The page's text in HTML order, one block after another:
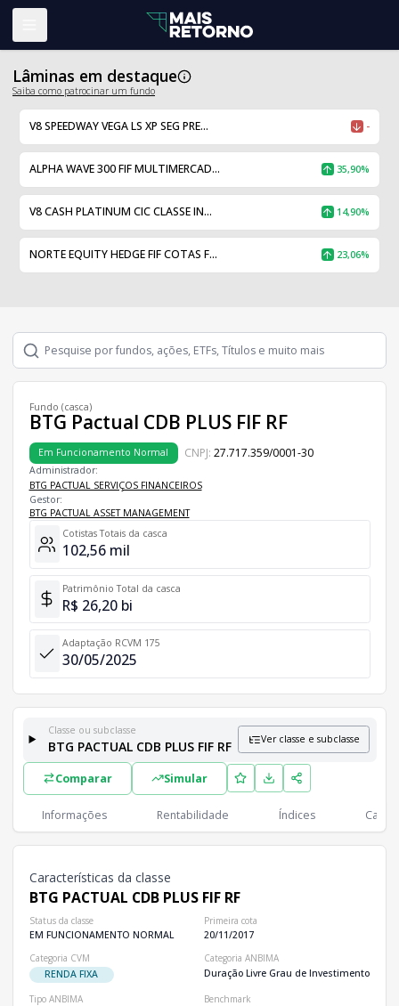
Lâminas em destaque
Saiba como patrocinar um fundo
V8 SPEEDWAY VEGA LS XP SEG PRE... -
ALPHA WAVE 300 FIF MULTIMERCAD... 35,90%
V8 CASH PLATINUM CIC CLASSE IN... 14,90%
NORTE EQUITY HEDGE FIF COTAS F... 23,06%
Fundo (casca)
BTG Pactual CDB PLUS FIF RF
Em Funcionamento Normal CNPJ: 27.717.359/0001-30
Administrador:
BTG PACTUAL SERVIÇOS FINANCEIROS
Gestor:
BTG PACTUAL ASSET MANAGEMENT
Cotistas Totais da casca
102,56 mil
Patrimônio Total da casca
R$ 26,20 bi
Adaptação RCVM 175
30/05/2025
Classes e Subclasses do Fundo
Lista completa de classes e subclasses disponíveis, incluindo
R$ 26,20 bi 102,56 mil
Classe ou subclasse
BTG PACTUAL CDB PLUS FIF RF Ver classe e subclasse
Comparar Simular
Informações Rentabilidade Índices
Características da classe
BTG PACTUAL CDB PLUS FIF RF
Status da classe
EM FUNCIONAMENTO NORMAL
Primeira cota
20/11/2017
Categoria CVM
RENDA FIXA
Categoria ANBIMA
Duração Livre Grau de Investimento
Tipo ANBIMA
Benchmark